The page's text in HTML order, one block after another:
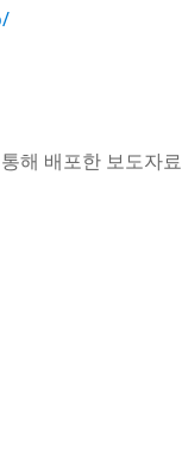
해 배포한 보도자